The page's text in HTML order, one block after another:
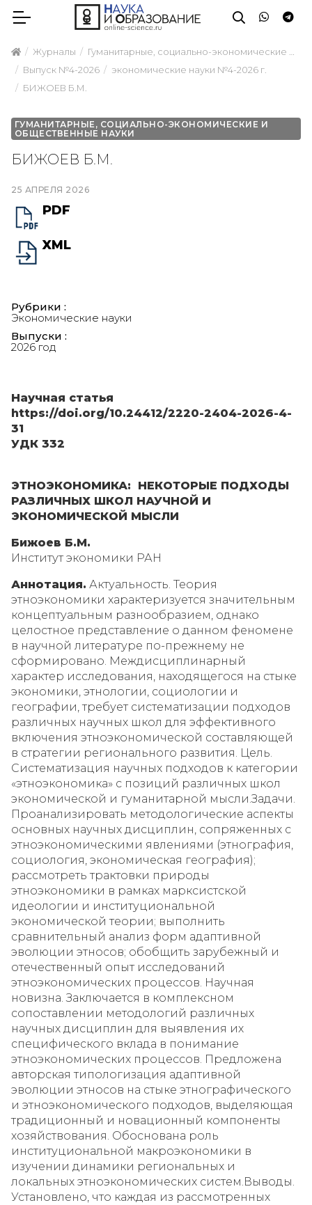
Журналы
Гуманитарные, социально-экономические и общественные науки
Выпуск №4-2026
экономические науки №4-2026 г.
БИЖОЕВ Б.М.
ГУМАНИТАРНЫЕ, СОЦИАЛЬНО-ЭКОНОМИЧЕСКИЕ И
ОБЩЕСТВЕННЫЕ НАУКИ
БИЖОЕВ Б.М.
25 АПРЕЛЯ 2026
PDF
XML
Рубрики :
Экономические науки
Выпуски :
2026 год
Научная статья
https://doi.org/10.24412/2220-2404-2026-4-
31
УДК 332
ЭТНОЭКОНОМИКА: НЕКОТОРЫЕ ПОДХОДЫ
РАЗЛИЧНЫХ ШКОЛ НАУЧНОЙ И
ЭКОНОМИЧЕСКОЙ МЫСЛИ
Бижоев Б.М.
Институт экономики РАН
Аннотация. Актуальность. Теория
этноэкономики характеризуется значительным
концептуальным разнообразием, однако
целостное представление о данном феномене
в научной литературе по-прежнему не
сформировано. Междисциплинарный
характер исследования, находящегося на стыке
экономики, этнологии, социологии и
географии, требует систематизации подходов
различных научных школ для эффективного
включения этноэкономической составляющей
в стратегии регионального развития. Цель.
Систематизация научных подходов к категории
«этноэкономика» с позиций различных школ
экономической и гуманитарной мысли.Задачи.
Проанализировать методологические аспекты
основных научных дисциплин, сопряженных с
этноэкономическими явлениями (этнография,
социология, экономическая география);
рассмотреть трактовки природы
этноэкономики в рамках марксистской
идеологии и институциональной
экономической теории; выполнить
сравнительный анализ форм адаптивной
эволюции этносов; обобщить зарубежный и
отечественный опыт исследований
этноэкономических процессов. Научная
новизна. Заключается в комплексном
сопоставлении методологий различных
научных дисциплин для выявления их
специфического вклада в понимание
этноэкономических процессов. Предложена
авторская типологизация адаптивной
эволюции этносов на стыке этнографического
и этноэкономического подходов, выделяющая
традиционный и новационный компоненты
хозяйствования. Обоснована роль
институциональной макроэкономики в
изучении динамики региональных и
локальных этноэкономических систем.Выводы.
Установлено, что каждая из рассмотренных